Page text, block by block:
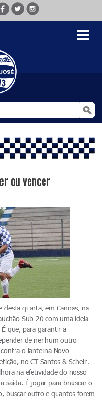
Toggle
ou vencer
desta quarta, em Canoas, na
Sub-20 com uma ideia
que, para garantir a
de nenhum outro
o lanterna Novo
no CT Santos & Schein.
na efetividade do nosso
saída. É jogar para bnuscar o
buscar outro e quantos forem